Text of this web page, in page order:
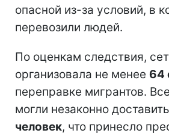
опасной из-за условий, в
перевозили людей.
По оценкам следствия,
организовала не менее 64
переправке мигрантов.
могли незаконно доставить
человек, что принесло